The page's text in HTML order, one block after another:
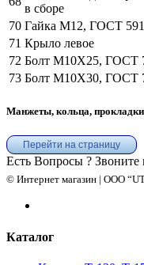
в сборе
70 Гайка М12, ГОСТ
71 Крыло левое
72 Болт М10Х25, ГОСТ
73 Болт М10Х30, ГОСТ
Манжеты, кольца,
Перейти на страницу
Есть Вопросы ? Звоните
© Интернет магазин | ООО
Каталог